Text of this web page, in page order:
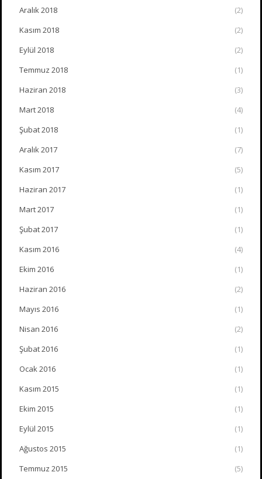
Aralık 2018
(2)
Kasım 2018
(2)
Eylül 2018
(2)
Temmuz 2018
(1)
Haziran 2018
(3)
Mart 2018
(4)
Şubat 2018
(1)
Aralık 2017
(7)
Kasım 2017
(5)
Haziran 2017
(1)
Mart 2017
(1)
Şubat 2017
(1)
Kasım 2016
(4)
Ekim 2016
(1)
Haziran 2016
(2)
Mayıs 2016
(1)
Nisan 2016
(2)
Şubat 2016
(1)
Ocak 2016
(1)
Kasım 2015
(1)
Ekim 2015
(1)
Eylül 2015
(1)
Ağustos 2015
(1)
Temmuz 2015
(5)